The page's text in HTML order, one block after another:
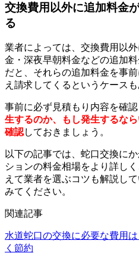
交換費用以外に追加料金
る
業者によっては、交換費用以
金・深夜早朝料金などの追加
だと、それらの追加料金を事
え請求してくるというケースも
事前に必ず見積もり内容を確認
生するのか、もし発生するな
確認しておきましょう。
以下の記事では、蛇口交換に
ションの料金相場をより詳し
えて業者を選ぶコツも解説し
みてください。
関連記事
水道蛇口の交換に必要な費用
く節約